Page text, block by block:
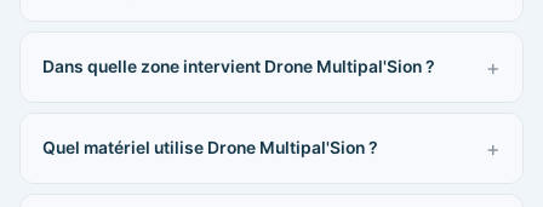
Dans quelle zone intervient Drone Multipal'Sion ?
Quel matériel utilise Drone Multipal'Sion ?